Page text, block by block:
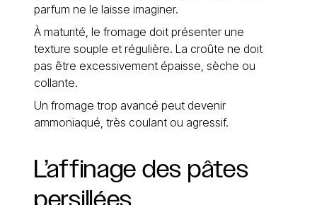
parfum ne le laisse imaginer.
À maturité, le fromage doit présenter une
texture souple et régulière. La croûte ne doit
pas être excessivement épaisse, sèche ou
collante.
Un fromage trop avancé peut devenir
ammoniaqué, très coulant ou agressif.
L’affinage des pâtes
persillées